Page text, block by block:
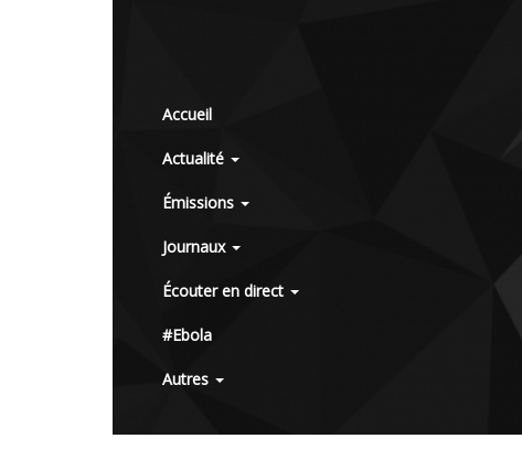
Accueil
Actualité
Émissions
Journaux
Écouter en direct
#Ebola
Autres